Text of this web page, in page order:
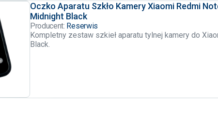
Oczko Aparatu Szkło Kamery Xiaomi Redmi
Midnight Black
Producent: Reserwis
Kompletny zestaw szkieł aparatu tylnej kamery do
Black.